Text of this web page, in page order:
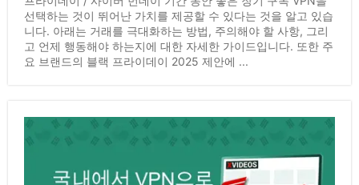
선택하는 것이 뛰어난 가치를 제공할 수 있다는 것을 알고 있습
니다. 아래는 거래를 극대화하는 방법, 주의해야 할 사항, 그리
고 언제 행동해야 하는지에 대한 자세한 가이드입니다. 또한 주
요 브랜드의 블랙 프라이데이 2025 제안에 ...